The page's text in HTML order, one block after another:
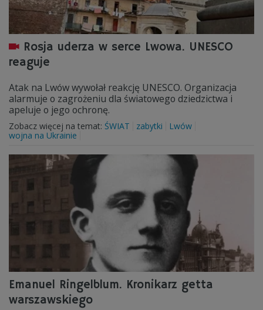
Rosja uderza w serce Lwowa. UNESCO
reaguje
Atak na Lwów wywołał reakcję UNESCO. Organizacja
alarmuje o zagrożeniu dla światowego dziedzictwa i
apeluje o jego ochronę.
Zobacz więcej na temat: ŚWIAT zabytki
Lwów
wojna na Ukrainie
Emanuel Ringelblum. Kronikarz getta
warszawskiego